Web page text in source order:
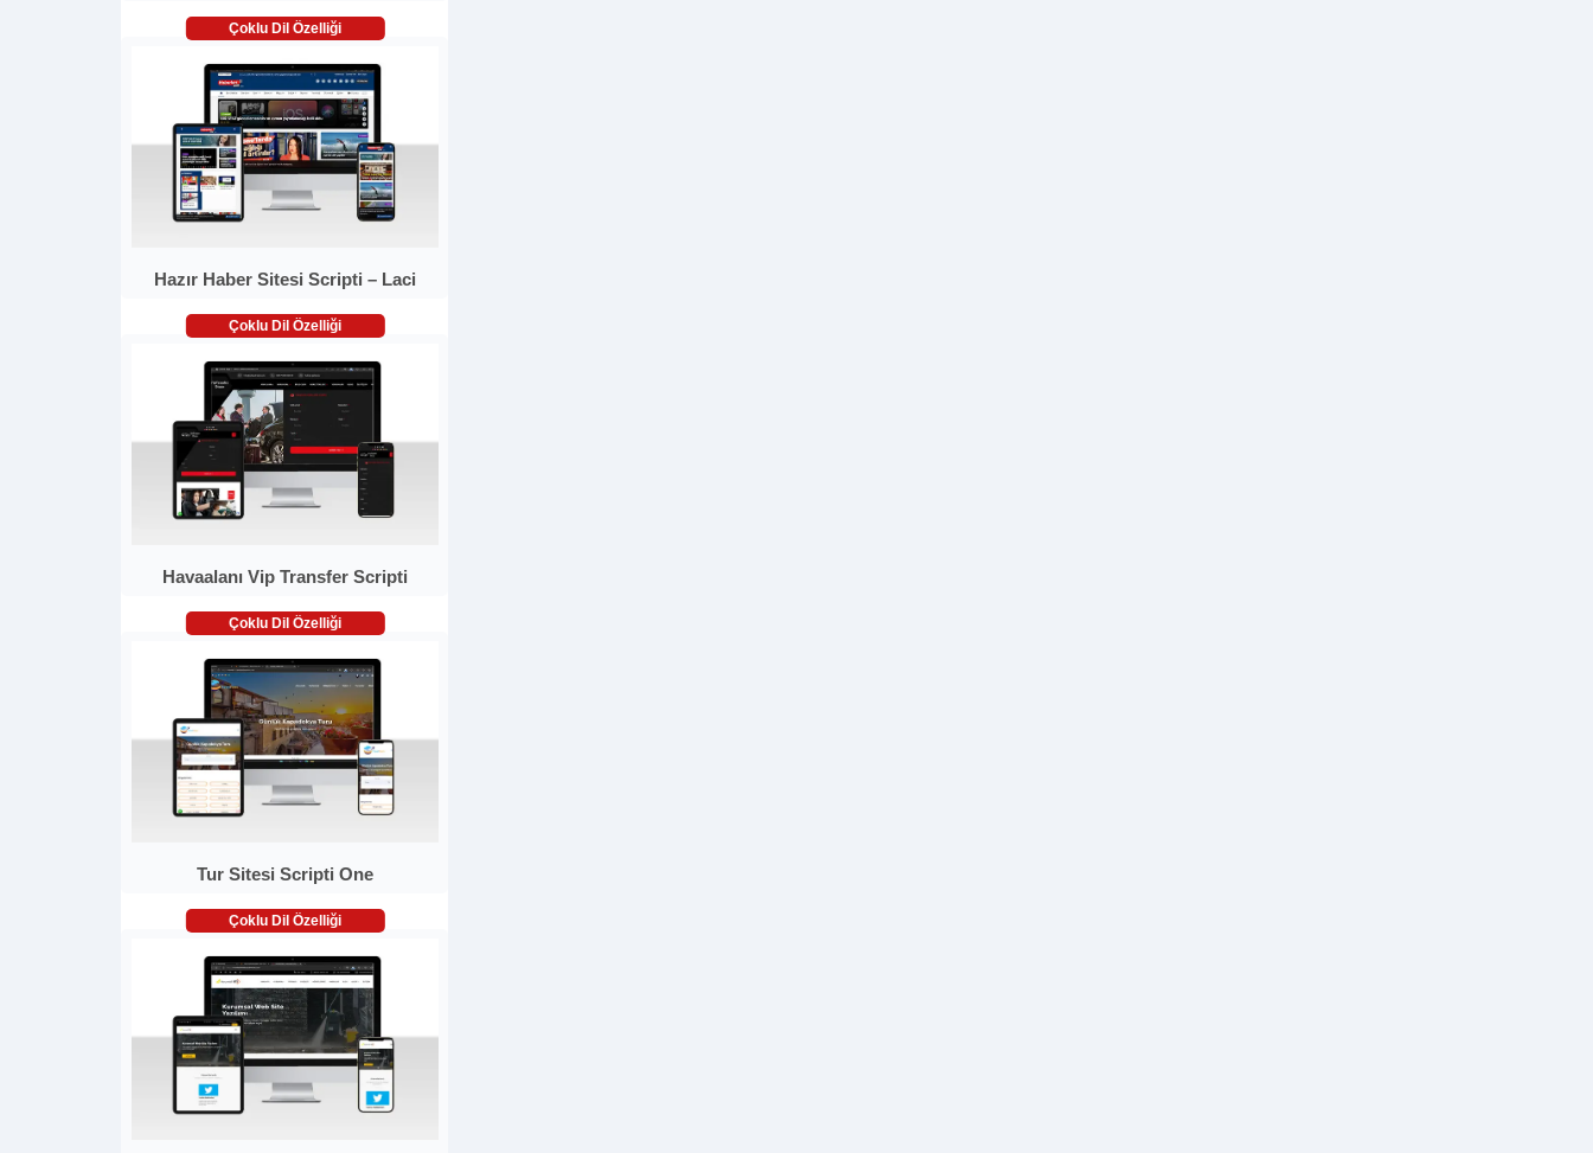
Çoklu Dil Özelliği
Hazır Haber Sitesi Scripti – Laci
Çoklu Dil Özelliği
Havaalanı Vip Transfer Scripti
Çoklu Dil Özelliği
Tur Sitesi Scripti One
Çoklu Dil Özelliği